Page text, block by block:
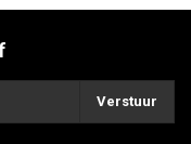
Verstuur